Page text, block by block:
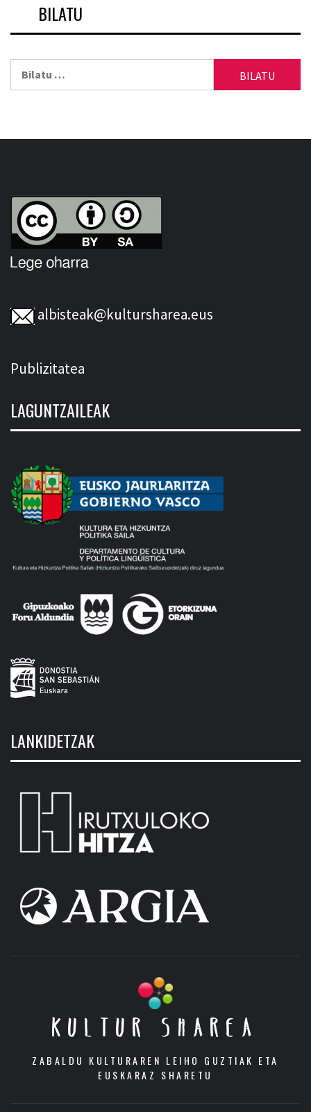
BILATU
albisteak@kultursharea.eus
Publizitatea
LAGUNTZAILEAK
LANKIDETZAK
KULTUR SHAREA
ZABALDU KULTURAREN LEIHO GUZTIAK ETA
EUSKARAZ SHARETU